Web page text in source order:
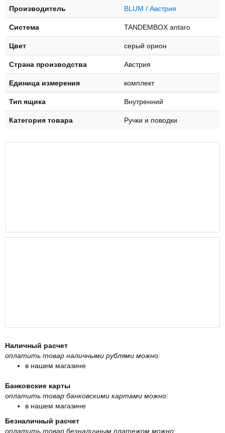
Производитель BLUM / Австрия
Система TANDEMBOX antaro
Цвет серый орион
Страна производства Австрия
Единица измерения комплект
Тип ящика Внутренний
Категория товара Ручки и поводки
Наличный расчет
оплатить товар наличными рублями можно:
в нашем магазине
Банковские карты
оплатить товар банковскими картами можно:
в нашем магазине
Безналичный расчет
оплатить товар безналичным платежом можно: